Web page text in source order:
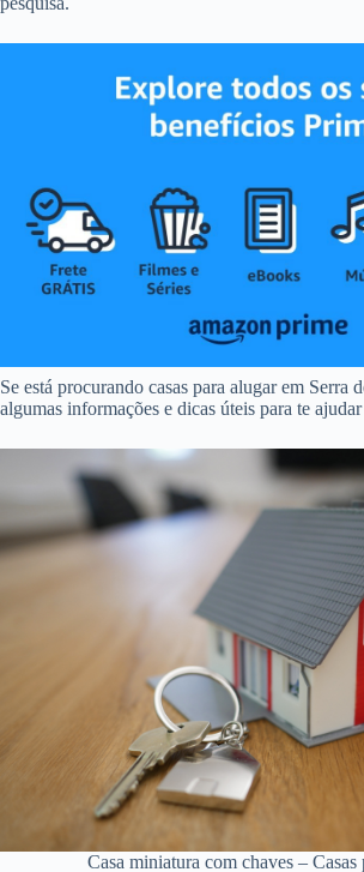
Se está procurando casas para alugar em Serra
algumas informações e dicas úteis para te
Casa miniatura com chaves – Casas